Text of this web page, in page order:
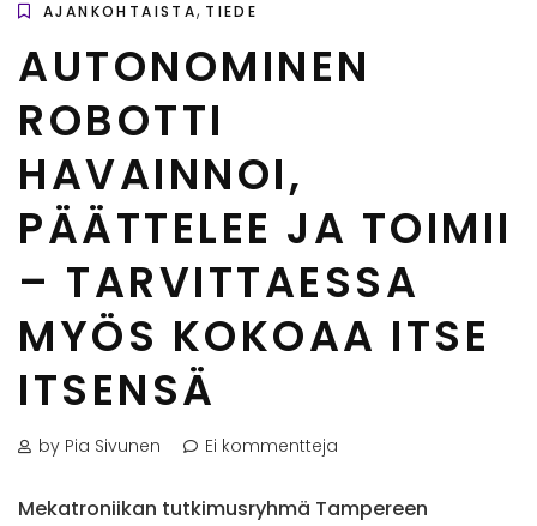
AJANKOHTAISTA, TIEDE
AUTONOMINEN
ROBOTTI
HAVAINNOI,
PÄÄTTELEE JA TOIMII
– TARVITTAESSA
MYÖS KOKOAA ITSE
ITSENSÄ
by Pia Sivunen Ei kommentteja
Mekatroniikan tutkimusryhmä Tampereen